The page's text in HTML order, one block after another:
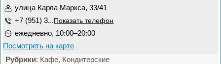
улица Карла Маркса, 33/41
+7 (951) 3... Показать телефон
ежедневно, 10:00–20:00
Посмотреть на карте
Рубрики: Кафе, Кондитерские